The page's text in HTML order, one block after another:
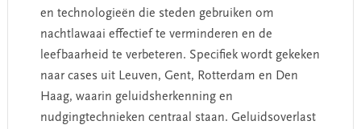
en technologieën die steden gebruiken om
nachtlawaai effectief te verminderen en de
leefbaarheid te verbeteren. Specifiek wordt gekeken
naar cases uit Leuven, Gent, Rotterdam en Den
Haag, waarin geluidsherkenning en
nudgingtechnieken centraal staan. Geluidsoverlast